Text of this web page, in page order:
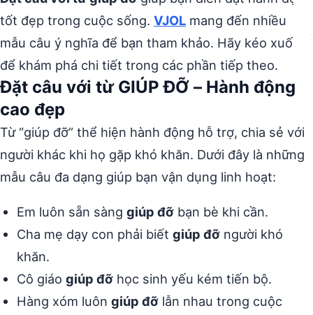
tốt đẹp trong cuộc sống. VJOL mang đến nhiều
mẫu câu ý nghĩa để bạn tham khảo. Hãy kéo xuống
để khám phá chi tiết trong các phần tiếp theo.
Đặt câu với từ GIÚP ĐỠ – Hành động
cao đẹp
Từ “giúp đỡ” thể hiện hành động hỗ trợ, chia sẻ với
người khác khi họ gặp khó khăn. Dưới đây là những
mẫu câu đa dạng giúp bạn vận dụng linh hoạt:
Em luôn sẵn sàng giúp đỡ bạn bè khi cần.
Cha mẹ dạy con phải biết giúp đỡ người khó
khăn.
Cô giáo giúp đỡ học sinh yếu kém tiến bộ.
Hàng xóm luôn giúp đỡ lẫn nhau trong cuộc